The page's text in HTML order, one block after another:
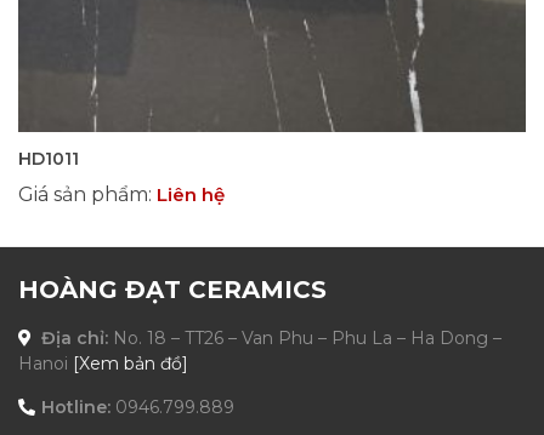
HD1011
Giá sản phẩm: Liên hệ
HOÀNG ĐẠT CERAMICS
Địa chỉ: No. 18 – TT26 – Van Phu – Phu La – Ha Dong –
Hanoi [Xem bản đồ]
Hotline: 0946.799.889